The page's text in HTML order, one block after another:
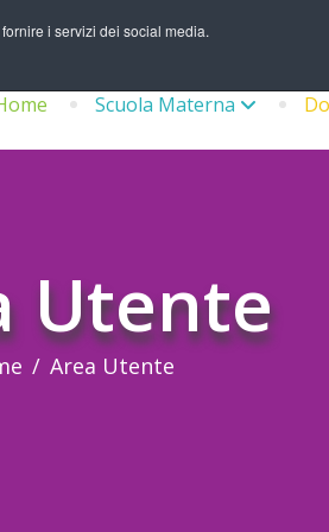
i servizi dei social media.
Scuola Materna
Utente
Area Utente